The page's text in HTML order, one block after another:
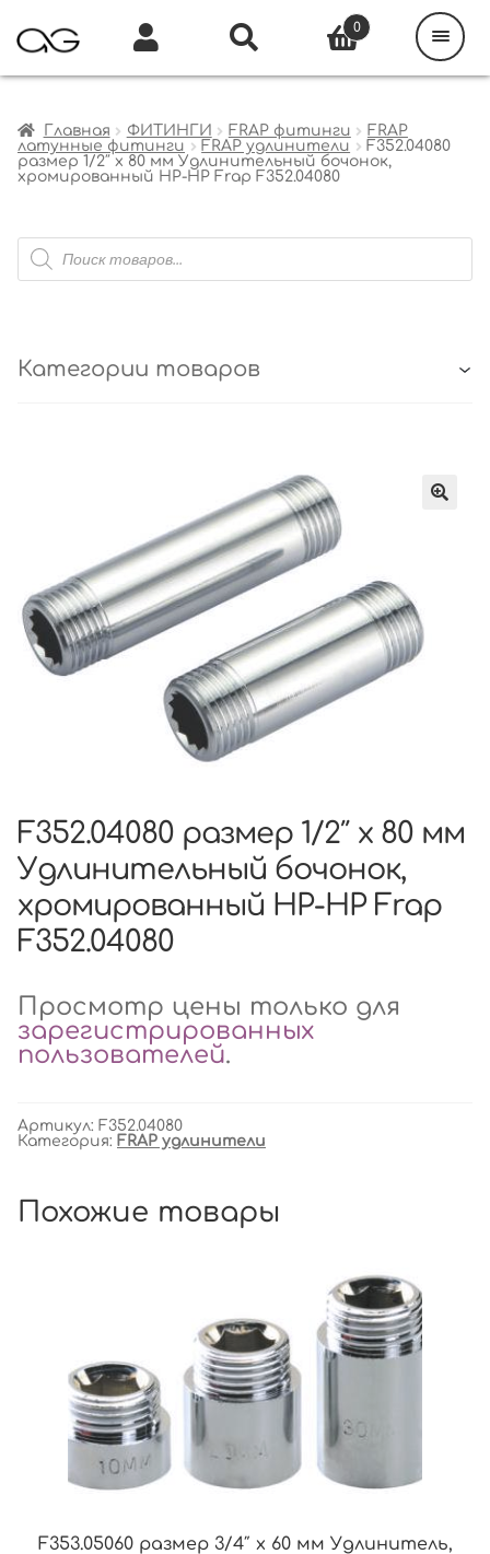
Главная ФИТИНГИ FRAP фитинги
FRAP
латунные фитинги
FRAP удлинители
F352.04080
размер 1/2″ x 80 мм Удлинительный бочонок,
хромированный НР-НР Frap F352.04080
Поиск
товаров
Категории товаров
F352.04080 размер 1/2″ x 80 мм
Удлинительный бочонок,
хромированный НР-НР Frap
F352.04080
Просмотр цены только для
зарегистрированных
пользователей.
Артикул: F352.04080
Категория: FRAP удлинители
Похожие товары
F353.05060 размер 3/4″ x 60 мм Удлинитель,
0